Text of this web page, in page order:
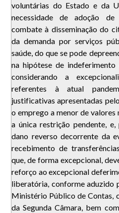
voluntárias do Estado e da
necessidade de adoção
combate à disseminação do
da demanda por serviços
saúde, do que se pode
na hipótese de
considerando a
referentes à atual
justificativas apresentadas
o emprego a menor de valores
a única restrição pendente,
dano reverso decorrente da
recebimento de
que, de forma excepcional,
reforço ao excepcional
liberatória, conforme aduzido
Ministério Público de Contas,
da Segunda Câmara, bem